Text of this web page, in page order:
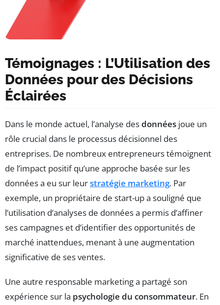
Témoignages : L’Utilisation des
Données pour des Décisions
Éclairées
Dans le monde actuel, l’analyse desdonnées joue un
rôle crucial dans le processus décisionnel des
entreprises. De nombreux entrepreneurs témoignent
de l’impact positif qu’une approche basée sur les
données a eu sur leurstratégie marketing. Par
exemple, un propriétaire de start-up a souligné que
l’utilisation d’analyses de données a permis d’affiner
ses campagnes et d’identifier des opportunités de
marché inattendues, menant à une augmentation
significative de ses ventes.
Une autre responsable marketing a partagé son
expérience sur la psychologie du consommateur. En